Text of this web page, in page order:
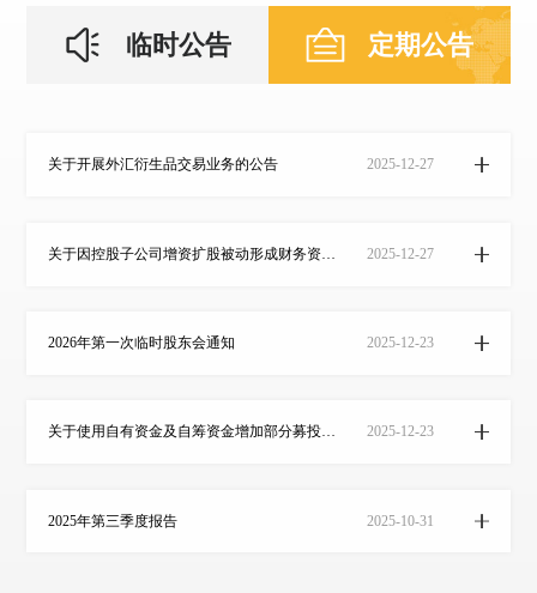
临时公告 定期公告
关于开展外汇衍生品交易业务的公告 2025-12-27
2025-12-27
2026年第一次临时股东会通知 2025-12-23
关于使用自有资金及自筹资金增加部分募投项目投资额、实施地点及调整项目内部投资结构的核查意见 2025-12-23
2025年第三季度报告 2025-10-31